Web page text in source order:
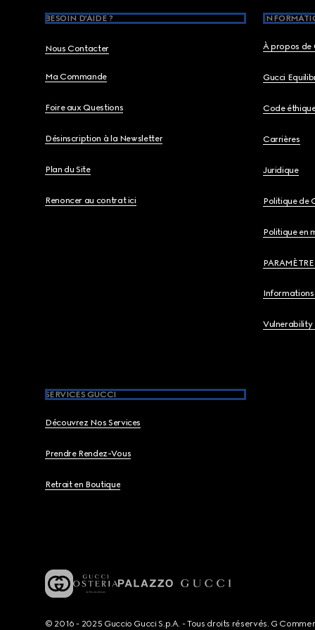
BESOIN D'AIDE ?
Nous Contacter
Ma Commande
Foire aux Questions
Désinscription à la Newsletter
Plan du Site
Renoncer au contrat ici
À propos de
Gucci
Code
Carrières
Juridique
Politique de
Politique en
Informations
Vulnerability
SERVICES GUCCI
Découvrez Nos Services
Prendre Rendez-Vous
Retrait en Boutique
© 2016 - 2025 Guccio Gucci S.p.A. - Tous droits réservés. G